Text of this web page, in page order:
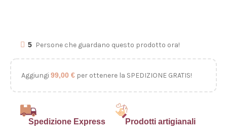
5 Persone che guardano questo prodotto ora!
Aggiungi 99,00 € per ottenere la SPEDIZIONE GRATIS!
Spedizione Express Prodotti artigianali